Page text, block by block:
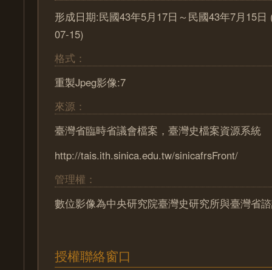
形成日期:民國43年5月17日～民國43年7月15日
07-15)
格式：
重製Jpeg影像:7
來源：
臺灣省臨時省議會檔案，臺灣史檔案資源系統
http://tais.ith.sinica.edu.tw/sinicafrsFront/
管理權：
數位影像為中央研究院臺灣史研究所與臺灣省
授權聯絡窗口